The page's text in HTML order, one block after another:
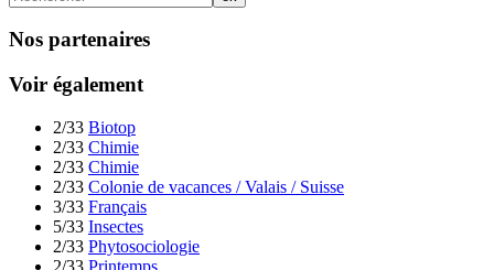
Nos partenaires
Voir également
2/33 Biotop
2/33 Chimie
2/33 Chimie
2/33 Colonie de vacances / Valais / Suisse
3/33 Français
5/33 Insectes
2/33 Phytosociologie
2/33 Printemps